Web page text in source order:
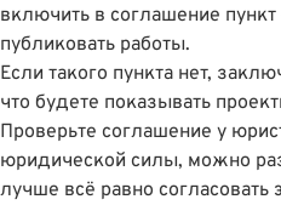
включить в соглашение
публиковать работы.
Если такого пункта нет,
что будете показывать
Проверьте соглашение у
юридической силы, можно
лучше всё равно согласовать